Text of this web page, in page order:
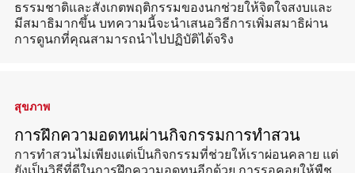
ธรรมชาติและสังเกตพฤติกรรมของนกช่วยให้จิตใจสงบและ
มีสมาธิมากขึ้น บทความนี้จะนำเสนอวิธีการเพิ่มสมาธิผ่าน
การดูนกที่คุณสามารถนำไปปฏิบัติได้จริง
สุขภาพ
การฝึกความอดทนผ่านกิจกรรมการทำสวน
การทำสวนไม่เพียงแต่เป็นกิจกรรมที่ช่วยให้เราผ่อนคลาย แต่